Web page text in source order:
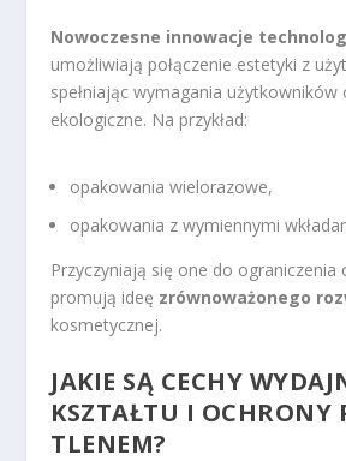
Nowoczesne innowacje
umożliwiają połączenie estetyki z
spełniając wymagania użytkowników
ekologiczne. Na przykład:
opakowania wielorazowe,
opakowania z wymiennymi
Przyczyniają się one do ograniczenia
promują ideę zrównoważonego
kosmetycznej.
JAKIE SĄ CECHY
KSZTAŁTU I OCHRONY
TLENEM?